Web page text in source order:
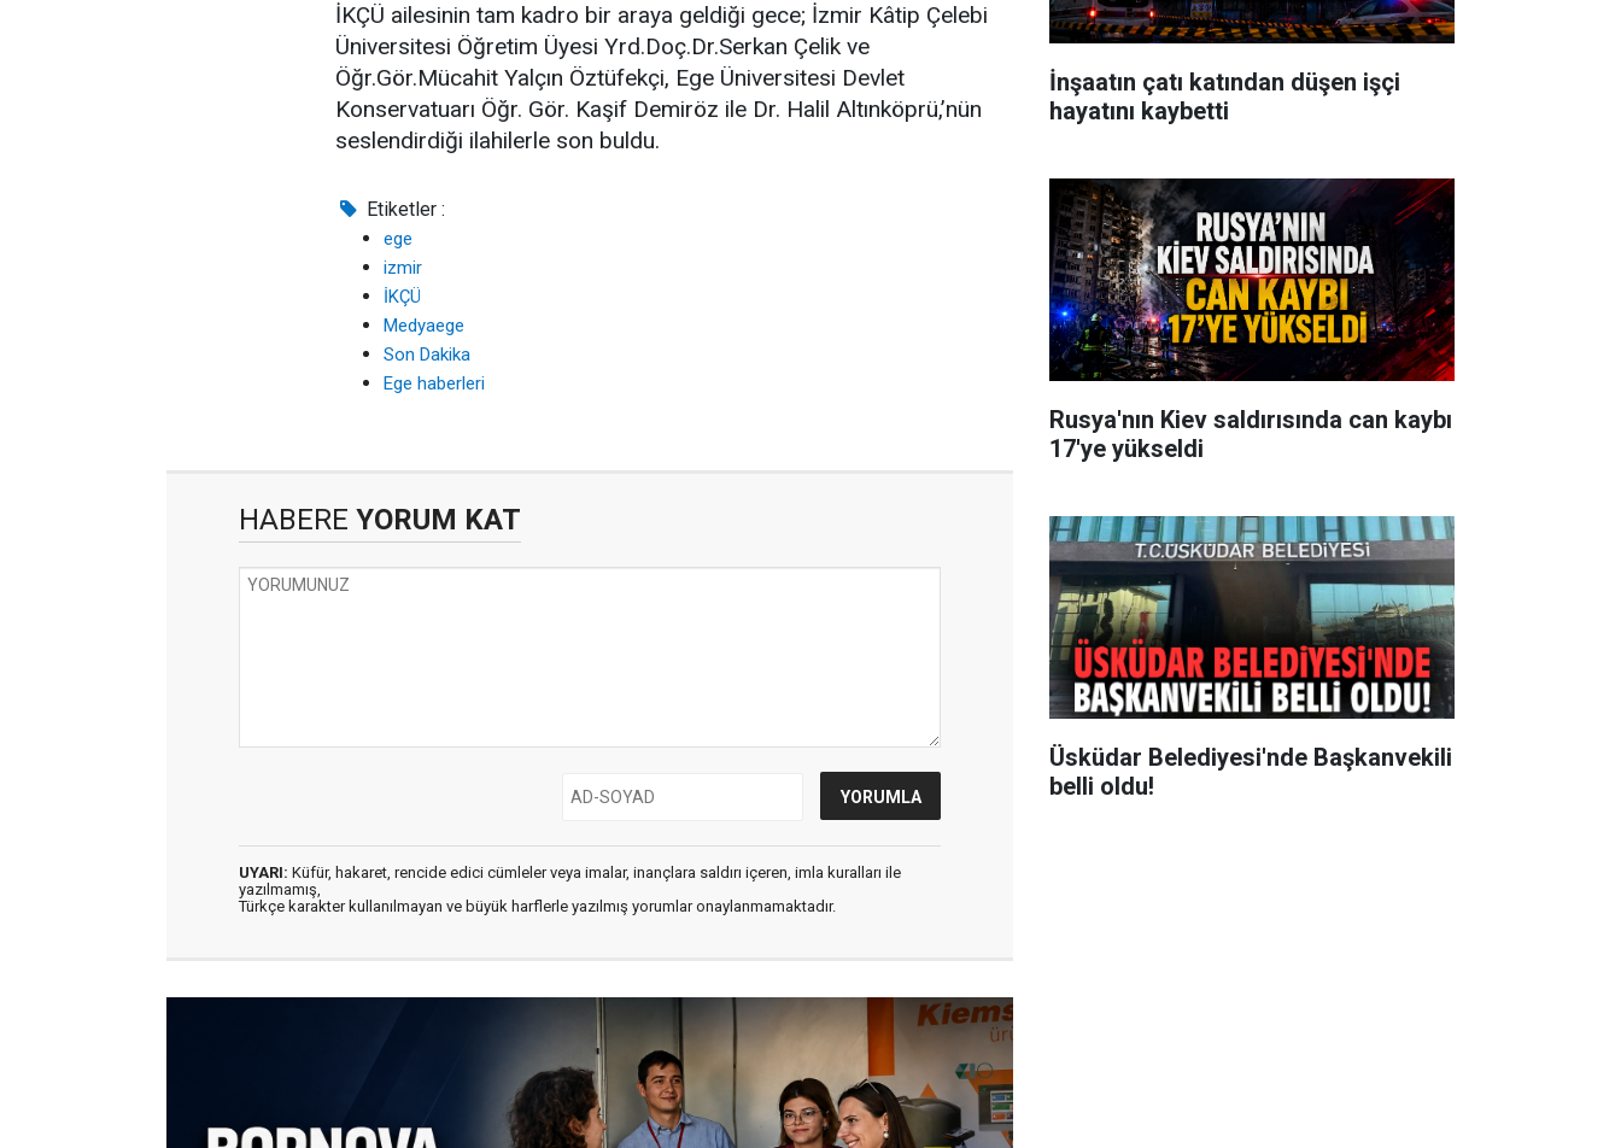
İKÇÜ ailesinin tam kadro bir araya geldiği gece; İzmir Kâtip Çelebi
Üniversitesi Öğretim Üyesi Yrd.Doç.Dr.Serkan Çelik ve
Öğr.Gör.Mücahit Yalçın Öztüfekçi, Ege Üniversitesi Devlet
Konservatuarı Öğr. Gör. Kaşif Demiröz ile Dr. Halil Altınköprü,’nün
seslendirdiği ilahilerle son buldu.
Etiketler :
ege
izmir
İKÇÜ
Medyaege
Son Dakika
Ege haberleri
HABERE YORUM KAT
UYARI: Küfür, hakaret, rencide edici cümleler veya imalar, inançlara saldırı içeren, imla kuralları ile
yazılmamış,
Türkçe karakter kullanılmayan ve büyük harflerle yazılmış yorumlar onaylanmamaktadır.
İnşaatın çatı katından düşen işçi
hayatını kaybetti
Rusya'nın Kiev saldırısında can kaybı
17'ye yükseldi
Üsküdar Belediyesi'nde Başkanvekili
belli oldu!